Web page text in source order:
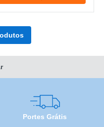
Portes Grátis